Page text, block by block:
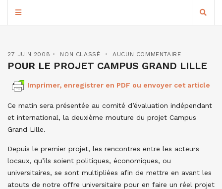
27 JUIN 2008 NON CLASSÉ AUCUN COMMENTAIRE
POUR LE PROJET CAMPUS GRAND LILLE
Imprimer, enregistrer en PDF ou envoyer cet article
Ce matin sera présentée au comité d’évaluation indépendant
et international, la deuxième mouture du projet Campus
Grand Lille.
Depuis le premier projet, les rencontres entre les acteurs
locaux, qu’ils soient politiques, économiques, ou
universitaires, se sont multipliées afin de mettre en avant les
atouts de notre offre universitaire pour en faire un réel projet